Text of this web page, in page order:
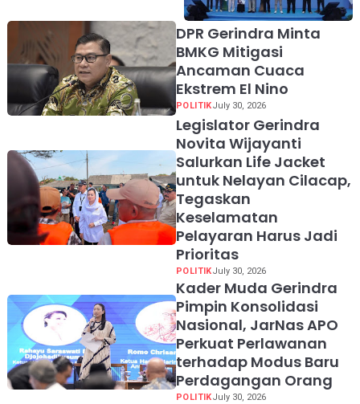
DPR Gerindra Minta
BMKG Mitigasi
Ancaman Cuaca
Ekstrem El Nino
POLITIKJuly 30, 2026
Legislator Gerindra
Novita Wijayanti
Salurkan Life Jacket
untuk Nelayan Cilacap,
Tegaskan
Keselamatan
Pelayaran Harus Jadi
Prioritas
POLITIKJuly 30, 2026
Kader Muda Gerindra
Pimpin Konsolidasi
Nasional, JarNas APO
Perkuat Perlawanan
terhadap Modus Baru
Perdagangan Orang
POLITIKJuly 30, 2026